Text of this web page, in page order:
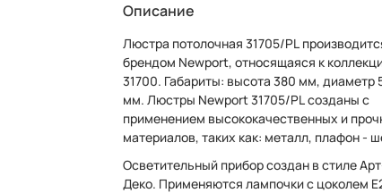
Описание
Люстра потолочная 31705/PL
брендом Newport, относящаяся к
31700. Габариты: высота 380 мм, диаметр 500
мм. Люстры Newport 31705/PL созданы с
применением высококачественных и
материалов, таких как: металл, плафон -
Осветительный прибор создан в стиле
Деко. Применяются лампочки с цоколем